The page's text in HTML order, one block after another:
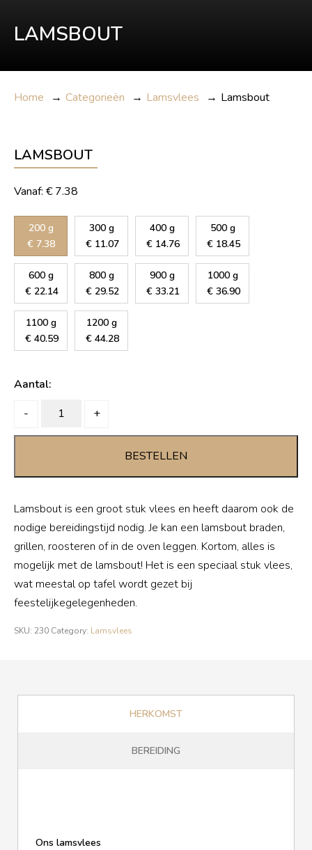
LAMSBOUT
Home → Categorieën → Lamsvlees → Lamsbout
LAMSBOUT
Vanaf: € 7.38
200 g
€ 7.38
300 g
€ 11.07
400 g
€ 14.76
500 g
€ 18.45
600 g
€ 22.14
800 g
€ 29.52
900 g
€ 33.21
1000 g
€ 36.90
1100 g
€ 40.59
1200 g
€ 44.28
Aantal:
-
Lamsbout
+
BESTELLEN
Lamsbout is een groot stuk vlees en heeft daarom ook de
nodige bereidingstijd nodig. Je kan een lamsbout braden,
grillen, roosteren of in de oven leggen. Kortom, alles is
mogelijk met de lamsbout! Het is een speciaal stuk vlees,
wat meestal op tafel wordt gezet bij
feestelijkegelegenheden.
SKU: 230 Category: Lamsvlees
HERKOMST
BEREIDING
Ons lamsvlees